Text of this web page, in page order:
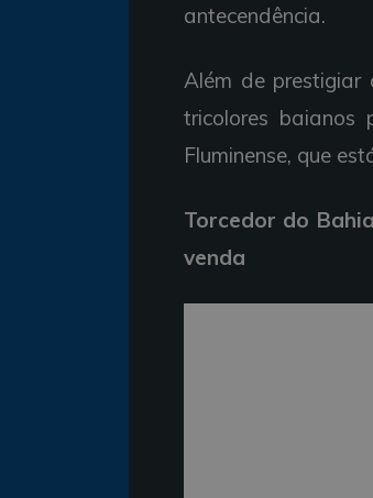
antecendência.
Além de prestigiar
tricolores
Fluminense, que
Torcedor do
venda